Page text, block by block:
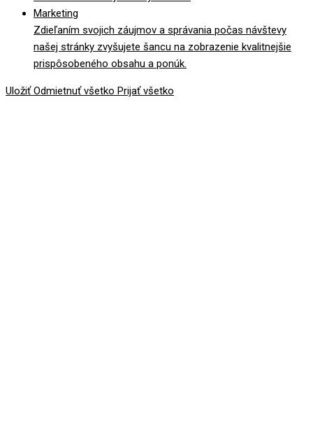
Marketing
Zdieľaním svojich záujmov a správania počas návštevy
našej stránky zvyšujete šancu na zobrazenie kvalitnejšie
prispôsobeného obsahu a ponúk.
UložiťOdmietnuť všetko Prijať všetko